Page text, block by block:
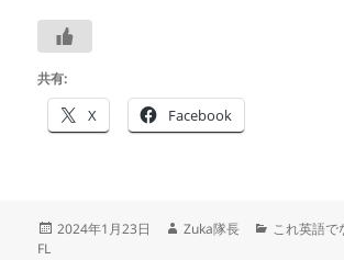
共有:
X Facebook
投
2024年1月23日
作
Zuka隊長
カ
これ英語で
FL